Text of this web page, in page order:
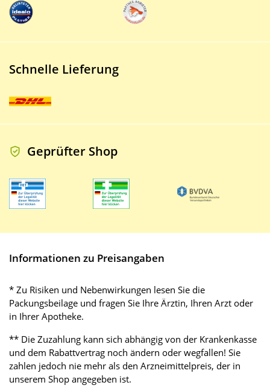
Schnelle Lieferung
Geprüfter Shop
Informationen zu Preisangaben
* Zu Risiken und Nebenwirkungen lesen Sie die
Packungsbeilage und fragen Sie Ihre Ärztin, Ihren Arzt oder
in Ihrer Apotheke.
** Die Zuzahlung kann sich abhängig von der Krankenkasse
und dem Rabattvertrag noch ändern oder wegfallen! Sie
zahlen jedoch nie mehr als den Arzneimittelpreis, der in
unserem Shop angegeben ist.